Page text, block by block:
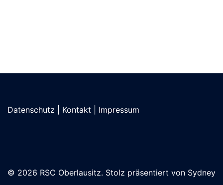
Datenschutz Kontakt Impressum
© 2026 RSC Oberlausitz. Stolz präsentiert von Sydney